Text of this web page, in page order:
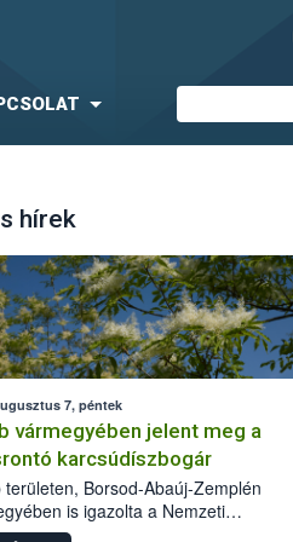
hírek
7, péntek
vármegyében jelent meg a
karcsúdíszbogár
területen, Borsod-Abaúj-Zemplén
is igazolta a Nemzeti
biztonsági Hivatal (Nébih) a